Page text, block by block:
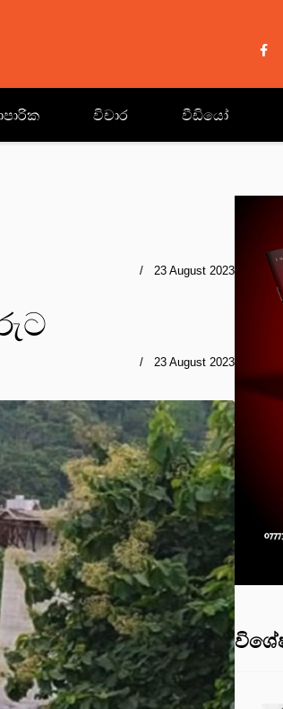
විචාර වීඩියෝ
23 August 2023
23 August 2023